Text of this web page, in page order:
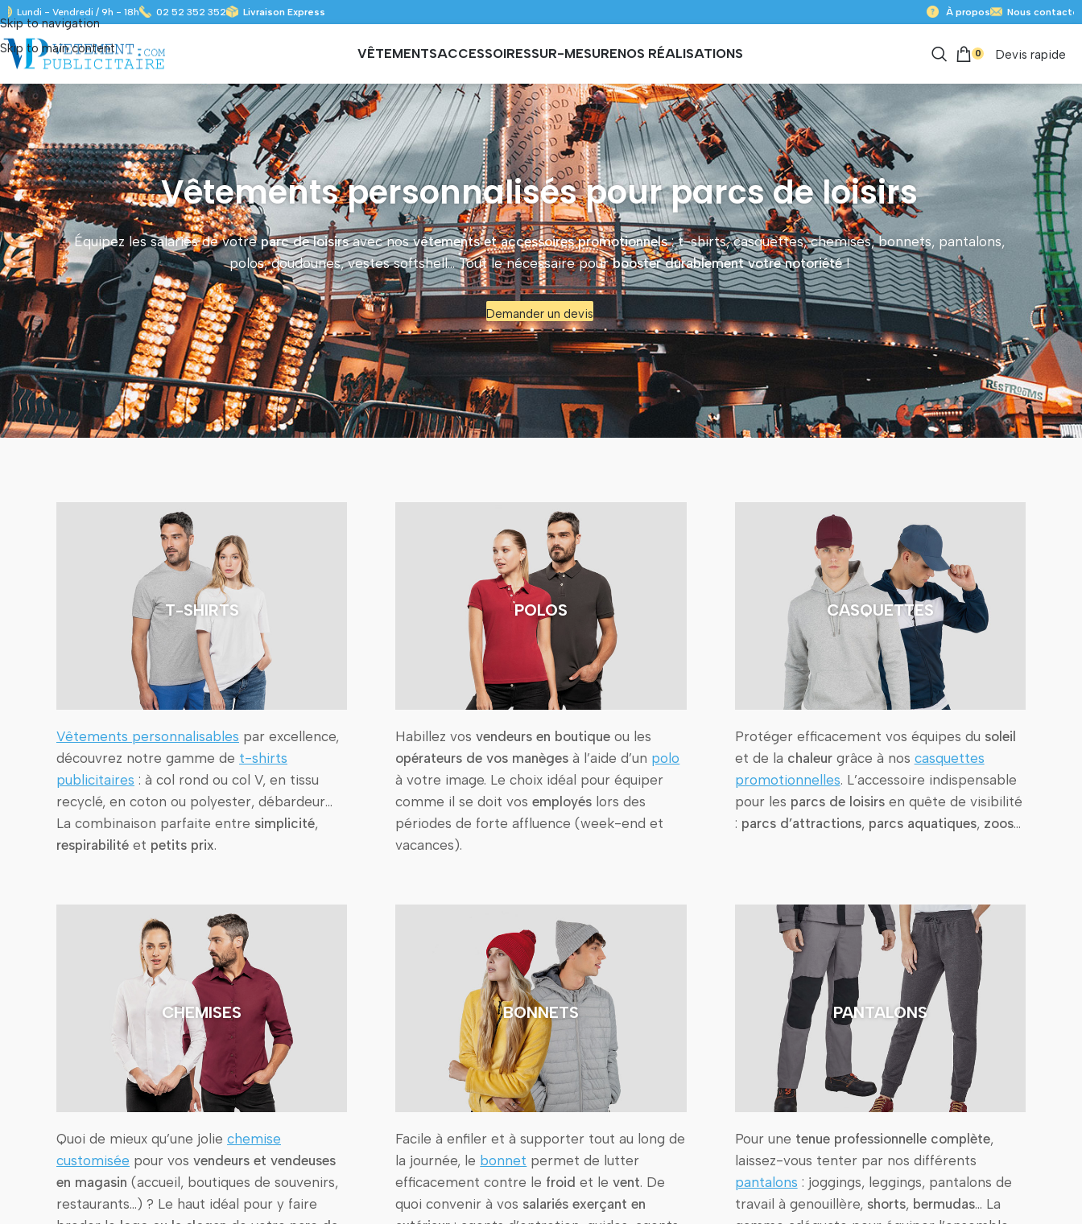
Skip to navigation
Skip to main content
Lundi - Vendredi / 9h - 18h 02 52 352 352 Livraison Express À propos Nous contacter
VÊTEMENTSACCESSOIRESSUR-MESURENOS RÉALISATIONS 0 Devis rapide
Vêtements personnalisés pour parcs de loisirs
Équipez les salariés de votreparc de loisirsavec nosvêtements et accessoires promotionnels: t-shirts, casquettes, chemises, bonnets, pantalons,
polos, doudounes, vestes softshell… Tout le nécessaire pourbooster durablement votre notoriété!
Demander un devis
T-SHIRTS
Vêtements personnalisables par excellence,
découvrez notre gamme de t-shirts
publicitaires : à col rond ou col V, en tissu
recyclé, en coton ou polyester, débardeur…
La combinaison parfaite entre simplicité,
respirabilité et petits prix.
POLOS
Habillez vosvendeurs en boutique ou les
opérateurs de vos manèges à l’aide d’un polo
à votre image. Le choix idéal pour équiper
comme il se doit vosemployés lors des
périodes de forte affluence (week-end et
vacances).
CASQUETTES
Protéger efficacement vos équipes du soleil
et de la chaleurgrâce à nos casquettes
promotionnelles. L’accessoire indispensable
pour les parcs de loisirsen quête de visibilité
: parcs d’attractions, parcs aquatiques, zoos…
CHEMISES
Quoi de mieux qu’une jolie chemise
customisée pour vos vendeurs et vendeuses
en magasin (accueil, boutiques de souvenirs,
restaurants…) ? Le haut idéal pour y faire
BONNETS
Facile à enfiler et à supporter tout au long de
la journée, le bonnet permet de lutter
efficacement contre le froid et levent. De
quoi convenir à vos salariés exerçant en
PANTALONS
Pour une tenue professionnelle complète,
laissez-vous tenter par nos différents
pantalons : joggings, leggings, pantalons de
travail à genouillère, shorts, bermudas… La